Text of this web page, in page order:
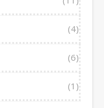
(4)
(6)
(1)